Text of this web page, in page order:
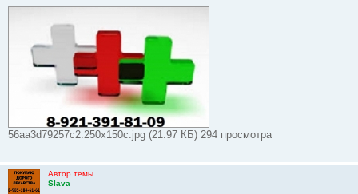
56aa3d79257c2.250x150c.jpg (21.97 КБ) 294 просмотра
Автор темы
Slava